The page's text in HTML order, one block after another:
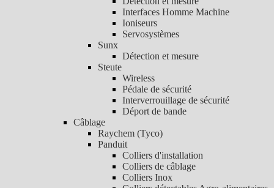
Interfaces Homme Machine
Ioniseurs
Servosystèmes
Sunx
Détection et mesure
Steute
Wireless
Pédale de sécurité
Interverrouillage de sécurité
Déport de bande
Câblage
Raychem (Tyco)
Panduit
Colliers d'installation
Colliers de câblage
Colliers Inox